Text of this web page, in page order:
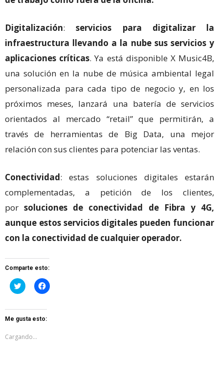
Digitalización:servicios para digitalizar la
infraestructura llevando a la nube sus servicios y
aplicaciones críticas. Ya está disponible X Music4B,
una solución en la nube de música ambiental legal
personalizada para cada tipo de negocio y, en los
próximos meses, lanzará una batería de servicios
orientados al mercado “retail” que permitirán, a
través de herramientas de Big Data, una mejor
relación con sus clientes para potenciar las ventas.
Conectividad: estas soluciones digitales estarán
complementadas, a petición de los clientes,
porsoluciones de conectividad de Fibra y 4G,
aunque estos servicios digitales pueden funcionar
con la conectividad de cualquier operador.
Comparte esto:
Haz
clic
en
Twitter
(Se
en
una
Haz
clic
en
Facebook
(Se
Me gusta esto:
Cargando...